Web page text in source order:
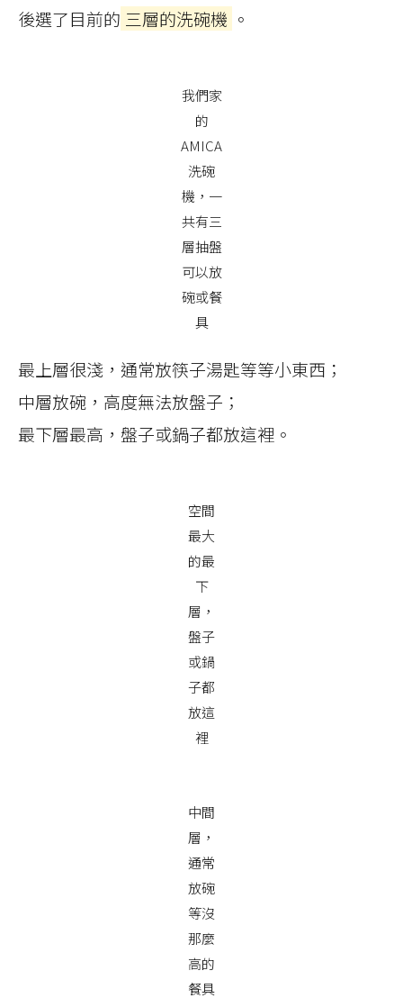
後選了目前的 三層的洗碗機 。
我們家
的
AMICA
洗碗
機，一
共有三
層抽盤
可以放
碗或餐
具
最上層很淺，通常放筷子湯匙等等小東西；
中層放碗，高度無法放盤子；
最下層最高，盤子或鍋子都放這裡。
空間
最大
的最
下
層，
盤子
或鍋
子都
放這
裡
中間
層，
通常
放碗
等沒
那麼
高的
餐具